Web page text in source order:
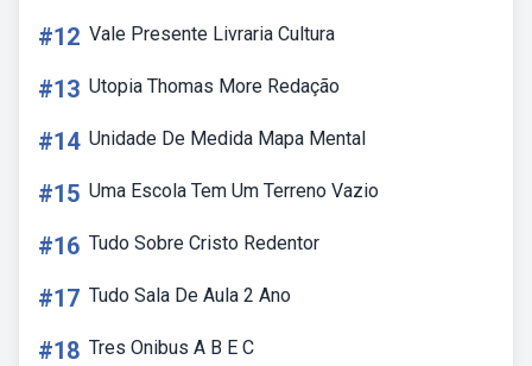
#12 Vale Presente Livraria Cultura
#13 Utopia Thomas More Redação
#14 Unidade De Medida Mapa Mental
#15 Uma Escola Tem Um Terreno Vazio
#16 Tudo Sobre Cristo Redentor
#17 Tudo Sala De Aula 2 Ano
#18 Tres Onibus A B E C